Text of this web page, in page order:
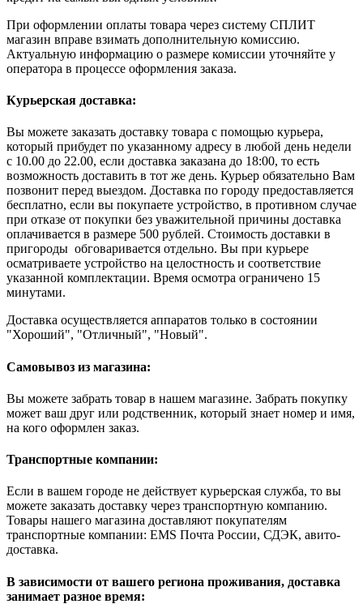
При оформлении оплаты товара через систему СПЛИТ
магазин вправе взимать дополнительную комиссию.
Актуальную информацию о размере комиссии уточняйте у
оператора в процессе оформления заказа.
Курьерская доставка:
Вы можете заказать доставку товара с помощью курьера,
который прибудет по указанному адресу в любой день недели
с 10.00 до 22.00, если доставка заказана до 18:00, то есть
возможность доставить в тот же день. Курьер обязательно Вам
позвонит перед выездом. Доставка по городу предоставляется
бесплатно, если вы покупаете устройство, в противном случае
при отказе от покупки без уважительной причины доставка
оплачивается в размере 500 рублей. Стоимость доставки в
пригороды обговаривается отдельно. Вы при курьере
осматриваете устройство на целостность и соответствие
указанной комплектации. Время осмотра ограничено 15
минутами.
Доставка осуществляется аппаратов только в состоянии
"Хороший", "Отличный", "Новый".
Самовывоз из магазина:
Вы можете забрать товар в нашем магазине. Забрать покупку
может ваш друг или родственник, который знает номер и имя,
на кого оформлен заказ.
Транспортные компании:
Если в вашем городе не действует курьерская служба, то вы
можете заказать доставку через транспортную компанию.
Товары нашего магазина доставляют покупателям
транспортные компании: EMS Почта России, СДЭК, авито-
доставка.
В зависимости от вашего региона проживания, доставка
занимает разное время: